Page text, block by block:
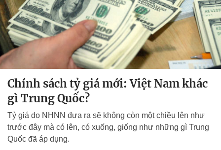
Chính sách tỷ giá mới: Việt Nam khác
gì Trung Quốc?
Tỷ giá do NHNN đưa ra sẽ không còn một chiều lên như
trước đây mà có lên, có xuống, giống như những gì Trung
Quốc đã áp dụng.